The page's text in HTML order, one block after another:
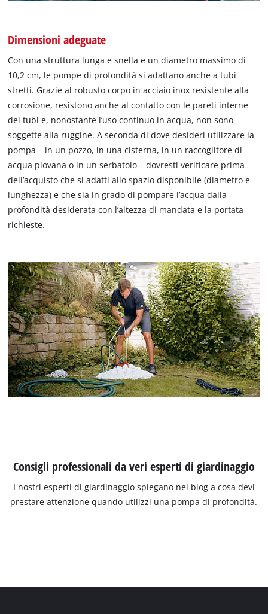
Dimensioni adeguate
Con una struttura lunga e snella e un diametro massimo di
10,2 cm, le pompe di profondità si adattano anche a tubi
stretti. Grazie al robusto corpo in acciaio inox resistente alla
corrosione, resistono anche al contatto con le pareti interne
dei tubi e, nonostante l’uso continuo in acqua, non sono
soggette alla ruggine. A seconda di dove desideri utilizzare la
pompa – in un pozzo, in una cisterna, in un raccoglitore di
acqua piovana o in un serbatoio – dovresti verificare prima
dell’acquisto che si adatti allo spazio disponibile (diametro e
lunghezza) e che sia in grado di pompare l’acqua dalla
profondità desiderata con l’altezza di mandata e la portata
richieste.
Consigli professionali da veri esperti di giardinaggio
I nostri esperti di giardinaggio spiegano nel blog a cosa devi
prestare attenzione quando utilizzi una pompa di profondità.